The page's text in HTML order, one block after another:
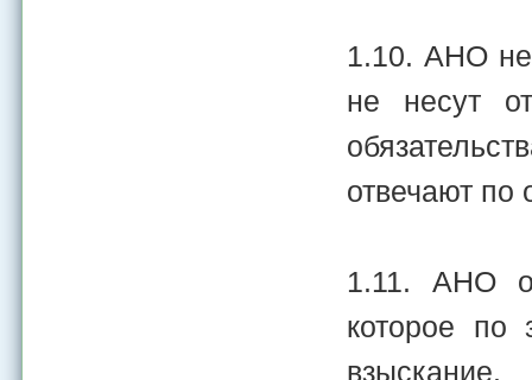
1.10. АНО не
не несут
отвечают по
1.11. АНО
которое по
взыскание.